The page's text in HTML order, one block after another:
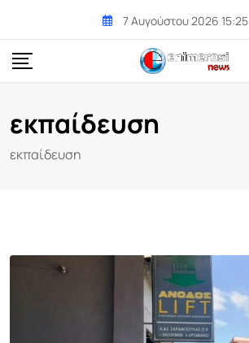
content
7 Αυγούστου 2026 15:25
εκπαίδευση
εκπαίδευση